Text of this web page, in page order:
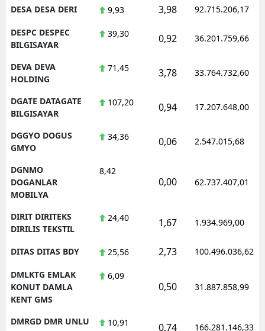
DESA DESA DERI 9,93 3,98 92.715.206,17
DESPC DESPEC
BILGISAYAR
39,30 0,92 36.201.759,66
DEVA DEVA
HOLDING
71,45 3,78 33.764.732,60
DGATE DATAGATE
BILGISAYAR
107,20 0,94 17.207.648,00
DGGYO DOGUS
GMYO
34,36 0,06 2.547.015,68
DGNMO
DOGANLAR
MOBILYA
8,42
0,00 62.737.407,01
DIRIT DIRITEKS
DIRILIS TEKSTIL
24,40 1,67 1.934.969,00
DITAS DITAS BDY 25,56 2,73 100.496.036,62
DMLKTG EMLAK
KONUT DAMLA
KENT GMS
6,09
0,50 31.887.858,99
DMRGD DMR UNLU
10,91 0,74 166.281.146,33